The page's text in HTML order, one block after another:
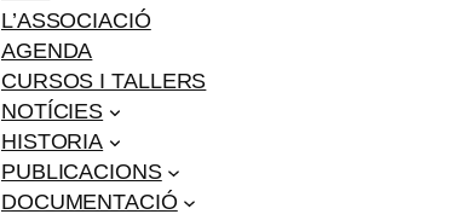
L’ASSOCIACIÓ
AGENDA
CURSOS I TALLERS
NOTÍCIES
HISTORIA
PUBLICACIONS
DOCUMENTACIÓ